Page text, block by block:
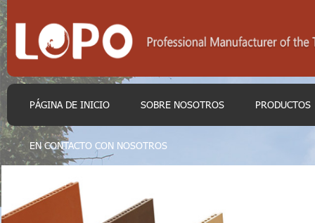
PÁGINA DE INICIO SOBRE NOSOTROS PRODUCTOS
EN CONTACTO CON NOSOTROS